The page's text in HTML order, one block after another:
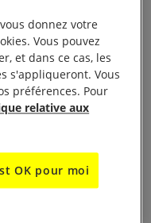
sont inadaptées à
et pour une
2017) :
+148%
215%
vous donnez votre
Vous pouvez
et dans ce cas, les
s'appliqueront. Vous
préférences. Pour
relative aux
OK pour moi